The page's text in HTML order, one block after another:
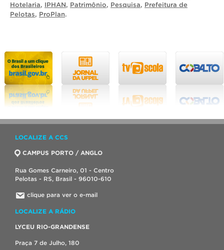
Hotelaria, IPHAN, Patrimônio, Pesquisa, Prefeitura de
Pelotas, ProPlan.
LOCALIZE A CCS
CAMPUS PORTO / ANGLO
Rua Gomes Carneiro, 01 - Centro
Pelotas - RS, Brasil - 96010-610
clique para ver o e-mail
LOCALIZE A RÁDIO
LYCEU RIO-GRANDENSE
Praça 7 de Julho, 180